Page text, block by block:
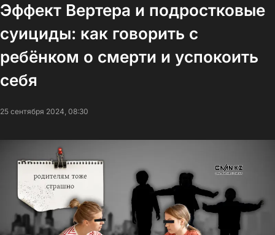
Эффект Вертера и подростковые
суициды: как говорить с
ребёнком о смерти и успокоить
себя
25 сентября 2024, 08:30